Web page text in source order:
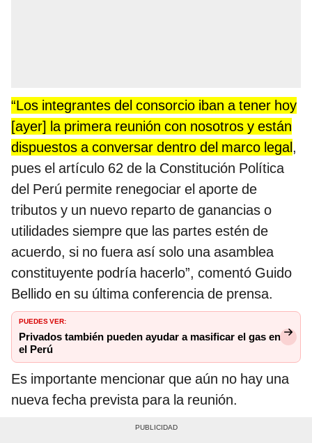
“Los integrantes del consorcio iban a tener hoy
[ayer] la primera reunión con nosotros y están
dispuestos a conversar dentro del marco legal,
pues el artículo 62 de la Constitución Política
del Perú permite renegociar el aporte de
tributos y un nuevo reparto de ganancias o
utilidades siempre que las partes estén de
acuerdo, si no fuera así solo una asamblea
constituyente podría hacerlo”, comentó Guido
Bellido en su última conferencia de prensa.
PUEDES VER:
Privados también pueden ayudar a masificar el gas en
el Perú
Es importante mencionar que aún no hay una
nueva fecha prevista para la reunión.